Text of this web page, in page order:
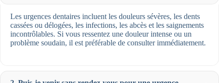
Les urgences dentaires incluent les douleurs sévères, les dents
cassées ou délogées, les infections, les abcès et les saignements
incontrôlables. Si vous ressentez une douleur intense ou un
problème soudain, il est préférable de consulter immédiatement.